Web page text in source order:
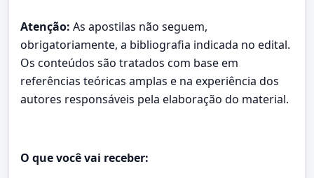
Atenção: As apostilas não seguem,
obrigatoriamente, a bibliografia indicada no edital.
Os conteúdos são tratados com base em
referências teóricas amplas e na experiência dos
autores responsáveis pela elaboração do material.
O que você vai receber: